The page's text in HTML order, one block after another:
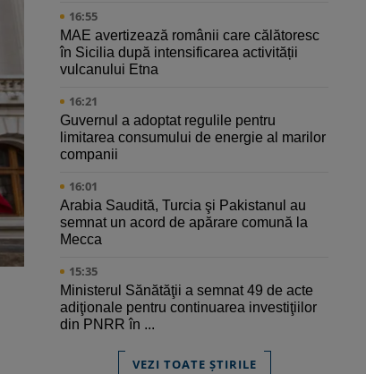
16:55
MAE avertizează românii care călătoresc
în Sicilia după intensificarea activității
vulcanului Etna
16:21
Guvernul a adoptat regulile pentru
limitarea consumului de energie al marilor
companii
16:01
Arabia Saudită, Turcia şi Pakistanul au
semnat un acord de apărare comună la
Mecca
15:35
Ministerul Sănătăţii a semnat 49 de acte
adiţionale pentru continuarea investiţiilor
din PNRR în ...
VEZI TOATE ȘTIRILE